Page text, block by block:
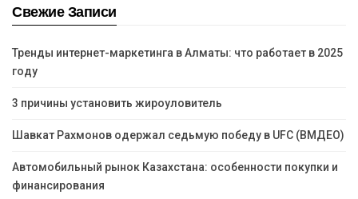
Свежие Записи
Тренды интернет-маркетинга в Алматы: что работает в 2025
году
3 причины установить жироуловитель
Шавкат Рахмонов одержал седьмую победу в UFC (ВМДЕО)
Автомобильный рынок Казахстана: особенности покупки и
финансирования